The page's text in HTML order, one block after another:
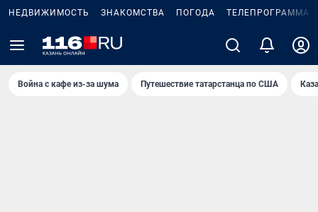
НЕДВИЖИМОСТЬ ЗНАКОМСТВА ПОГОДА ТЕЛЕПРОГРАММА
Война с кафе из-за шума Путешествие татарстанца по США